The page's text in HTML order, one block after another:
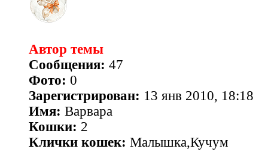
Автор темы
Сообщения: 47
Фото: 0
Зарегистрирован: 13 янв 2010, 18:18
Имя: Варвара
Кошки: 2
Клички кошек: Малышка,Кучум